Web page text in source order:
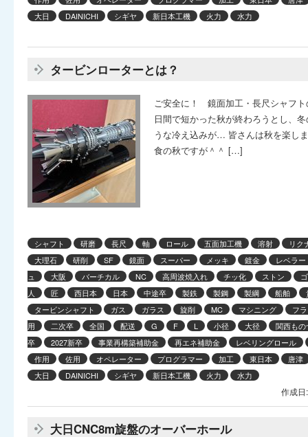
大日
DAINICHI シギヤ 新日本工機 火力 水力
タービンローターとは？
ご安全に！ 鏡面加工・長尺シャフ
日間で短かった秋が終わろうとし、
うな冷え込みが… 皆さんは秋を楽し
食の秋ですが＾＾ […]
シャフト 研磨 長尺 軸 ロール 五面加工機 溶射
リク
大理石
研削 SF 鏡面 スーパー メッキ 鍍金
レベラー
ュ
大阪 バーチカル NC 高周波焼入れ チッ化 ストン
人
匠 西日本 日本 中途卒 製鉄 製鋼 製綱 船舶
タービンシャフト
ガス ガラス 旋削 MC マシニング
フ
用
二次卒 全国 配送 G F L 小径 大径
関西も
卒
2027新卒 事業再構築補助金 再エネ補助金
レベリングロール
作用
佐用 オペレーター プログラマー 加工 東日本
唐津
大日
DAINICHI シギヤ 新日本工機 火力 水力
作成
大日CNC8m旋盤のオーバーホール